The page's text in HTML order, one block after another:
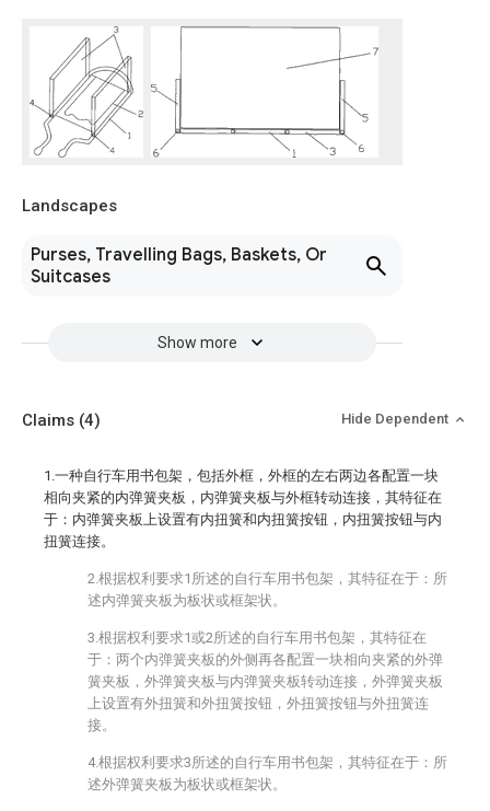
Landscapes
Purses, Travelling Bags, Baskets, Or
Suitcases
Show more
Claims (4) Hide Dependent
1.一种自行车用书包架，包括外框，外框的左右两边各配置一块
相向夹紧的内弹簧夹板，内弹簧夹板与外框转动连接，其特征在
于：内弹簧夹板上设置有内扭簧和内扭簧按钮，内扭簧按钮与内
扭簧连接。
2.根据权利要求1所述的自行车用书包架，其特征在于：所
述内弹簧夹板为板状或框架状。
3.根据权利要求1或2所述的自行车用书包架，其特征在
于：两个内弹簧夹板的外侧再各配置一块相向夹紧的外弹
簧夹板，外弹簧夹板与内弹簧夹板转动连接，外弹簧夹板
上设置有外扭簧和外扭簧按钮，外扭簧按钮与外扭簧连
接。
4.根据权利要求3所述的自行车用书包架，其特征在于：所
述外弹簧夹板为板状或框架状。